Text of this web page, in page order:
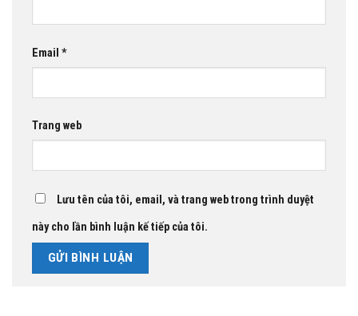
Email *
Trang web
Lưu tên của tôi, email, và trang web trong trình duyệt
này cho lần bình luận kế tiếp của tôi.